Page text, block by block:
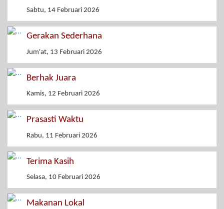
Sabtu, 14 Februari 2026
Gerakan Sederhana
Jum'at, 13 Februari 2026
Berhak Juara
Kamis, 12 Februari 2026
Prasasti Waktu
Rabu, 11 Februari 2026
Terima Kasih
Selasa, 10 Februari 2026
Makanan Lokal